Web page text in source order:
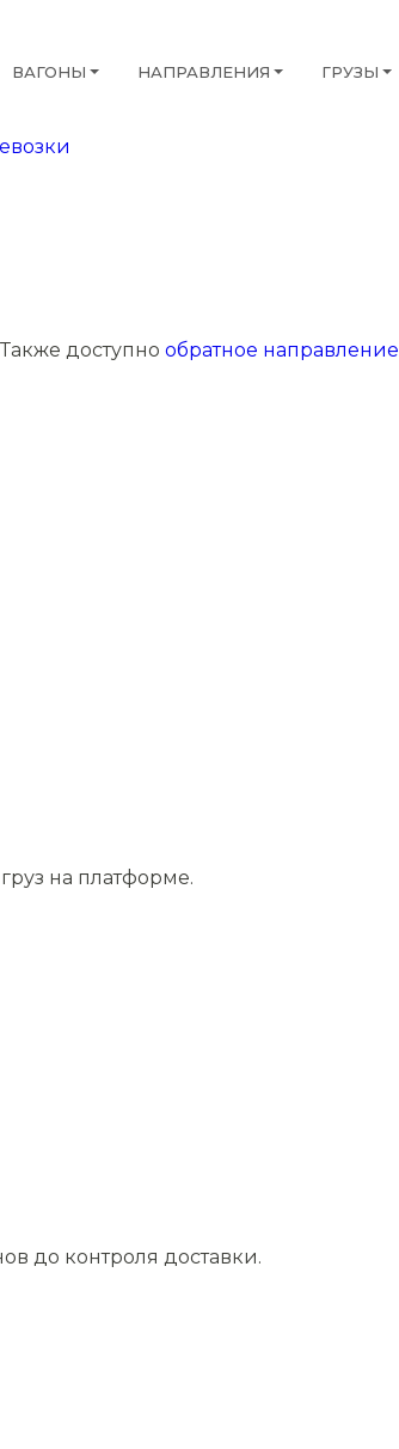
ВАГОНЫ НАПРАВЛЕНИЯ ГРУЗЫ
доступно обратное направление
на платформе.
до контроля доставки.